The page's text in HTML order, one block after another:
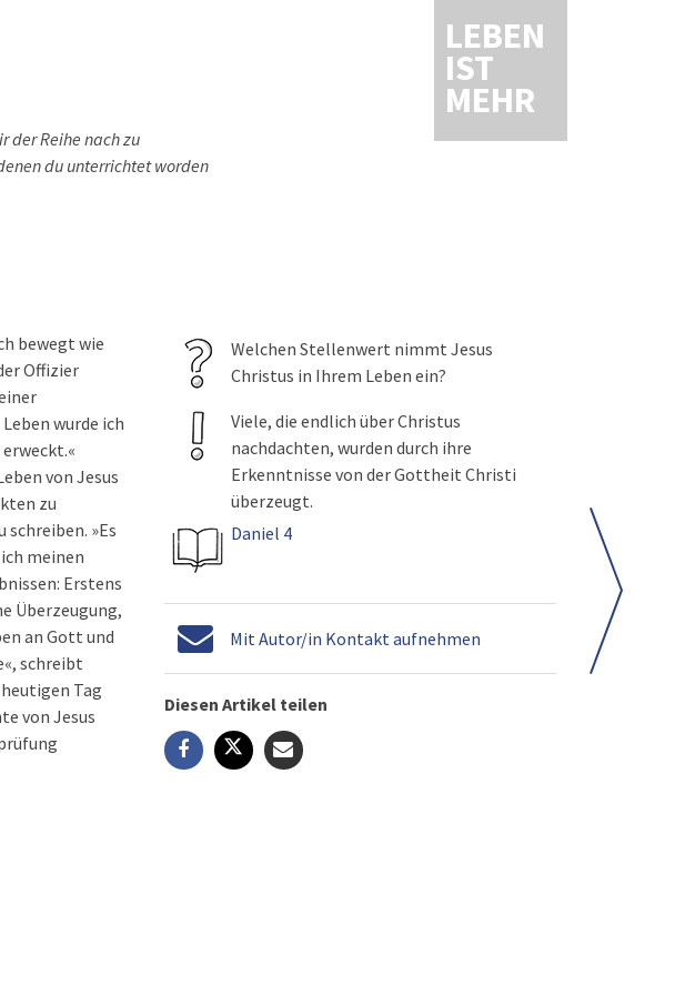
LEBEN
IST
MEHR
der Reihe nach zu
du unterrichtet worden
bewegt wie
Offizier
wurde ich
von Jesus
zu
schreiben. »Es
meinen
Erstens
Überzeugung,
an Gott und
schreibt
Tag
von Jesus
Welchen Stellenwert nimmt Jesus
Christus in Ihrem Leben ein?
Viele, die endlich über Christus
nachdachten, wurden durch ihre
Erkenntnisse von der Gottheit Christi
überzeugt.
Daniel 4
Mit Autor/in Kontakt aufnehmen
Diesen Artikel teilen